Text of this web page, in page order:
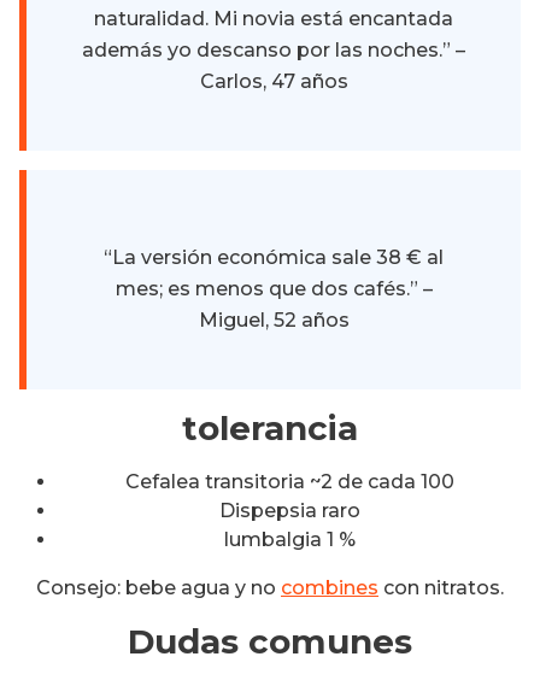
naturalidad. Mi novia está encantada
además yo descanso por las noches.” –
Carlos, 47 años
“La versión económica sale 38 € al
mes; es menos que dos cafés.” –
Miguel, 52 años
tolerancia
Cefalea transitoria ~2 de cada 100
Dispepsia raro
lumbalgia 1 %
Consejo: bebe agua y no combines con nitratos.
Dudas comunes